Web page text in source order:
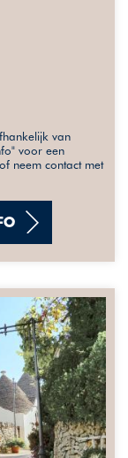
van
voor een
neem contact met